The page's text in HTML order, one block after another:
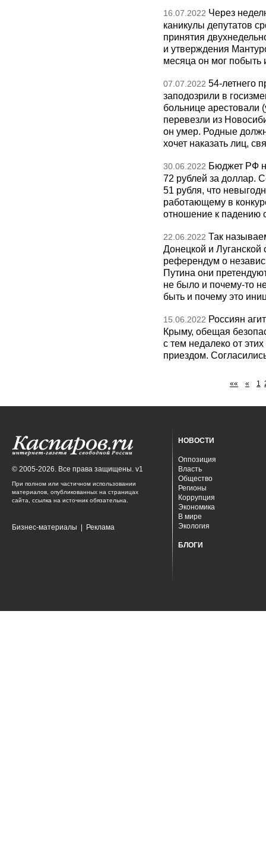
16.07.2022 Через
каникулы депутатов
принятия
и утверждения
месяца он мог побыть
07.07.2022 54-летнего
заподозрили в
больнице арестовали
перевезли из
он умер. Родные
хочет наказать лиц,
30.06.2022 Бюджет РФ
72 рублей за доллар.
51 рубля, что
работающему в
отношение к падению
22.06.2022 Так
Донецкой и Луганской
референдум о
Путина они
не было и почему-то
быть и почему это
15.06.2022 Россиян
Крыму, обещая
с тем недалеко от
приездом.
«« « 1
© 2005-2026. Все права защищены. v1
При полном или частичном использовании
материалов, опубликованных на страницах
сайта, ссылка на источник обязательна.
Бизнес-материалы Реклама
НОВОСТИ
Оппозиция
Власть
Общество
Регионы
Коррупция
Экономика
В мире
Экология
БЛОГИ